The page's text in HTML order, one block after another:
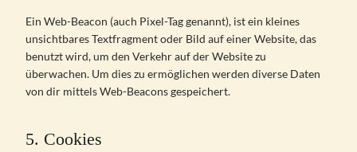
Ein Web-Beacon (auch Pixel-Tag genannt), ist ein kleines
unsichtbares Textfragment oder Bild auf einer Website, das
benutzt wird, um den Verkehr auf der Website zu
überwachen. Um dies zu ermöglichen werden diverse Daten
von dir mittels Web-Beacons gespeichert.
5. Cookies